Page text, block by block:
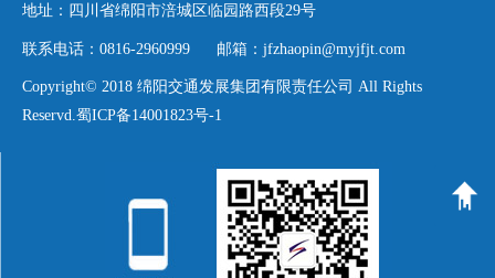
地址：四川省绵阳市涪城区临园路西段29号
联系电话：0816-2960999 邮箱：jfzhaopin@myjfjt.com
Copyright© 2018 绵阳交通发展集团有限责任公司 All Rights
Reservd.蜀ICP备14001823号-1